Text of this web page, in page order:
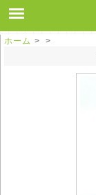
ホーム > >